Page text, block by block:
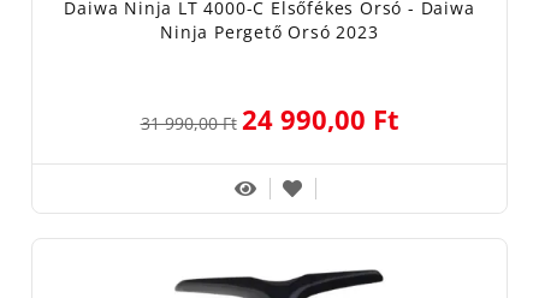
Daiwa Ninja LT 4000-C Elsőfékes Orsó - Daiwa
Ninja Pergető Orsó 2023
31 990,00 Ft 24 990,00 Ft